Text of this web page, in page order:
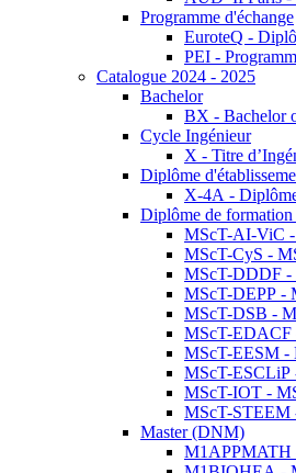
Programme d'échange
EuroteQ -
PEI -
Catalogue 2024 - 2025
Bachelor
BX - Bachelor
Cycle Ingénieur
X - Titre
Diplôme
X-4A -
Diplôme de
MScT-AI-ViC -
MScT-CyS -
MScT-DDDF -
MScT-DEPP -
MScT-DSB -
MScT-EDACF
MScT-EESM -
MScT-ESCLiP
MScT-IOT -
MScT-STEEM
Master (DNM)
M1APPMATH